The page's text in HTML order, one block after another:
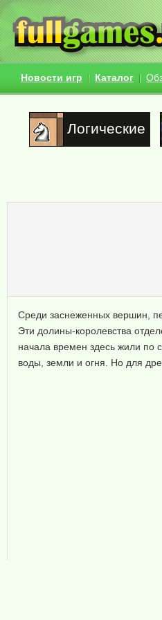
Новости игр Каталог
Логические
Среди заснеженных вершин,
Эти долины-королевства
начала времен здесь жили по
воды, земли и огня. Но для